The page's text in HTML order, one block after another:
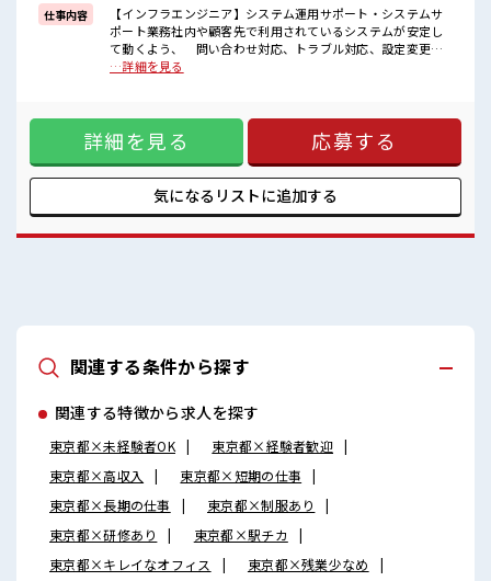
■職場の雰囲気
休憩室でホッと一息リフレッシュ！
ロッカーあり！
安心してお仕事に集中♪
「しっかり働いてしっかり休む！
」って大事ですよね！
仕事内容
【インフラエンジニア】システム運用サポート・システムサ
ポート業務社内や顧客先で利用されているシステムが安定し
て動くよう、 問い合わせ対応、トラブル対応、設定変更、
定期的な確認作業などを行います。セキュリティ強化に向け
す。 例として、医療システムや病院の情報システム(情シス)
など、 高い安全性が求められる環境での対応が含まれま
す。 ■お仕事PR ≪社員登用あり≫ 紹介予定派遣だから、 自
分に職場が合うかお試しできるのがウレシイPoint☆ ≪ちょっ
との残業で収入アップ≫ 残業は月20時間未満で、 ほどよく稼
げます♪ ≪完全週休二日制≫ 週末は家族や友人と一緒にプラ
ジするのは不安だけど、 しっかり働く環境が整っています！
…詳細を見る
詳細を見る 応募する
気になるリストに追加する
関連する条件から探す
関連する特徴から求人を探す
東京都×未経験者OK
東京都×経験者歓迎
東京都×高収入
東京都×短期の仕事
東京都×長期の仕事
東京都×制服あり
東京都×研修あり
東京都×駅チカ
東京都×キレイなオフィス
東京都×残業少なめ